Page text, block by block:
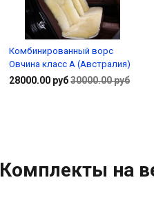
Комбинированный ворс
Овчина класс А (Австралия)
28000.00 руб 30000.00 руб
Комплекты на